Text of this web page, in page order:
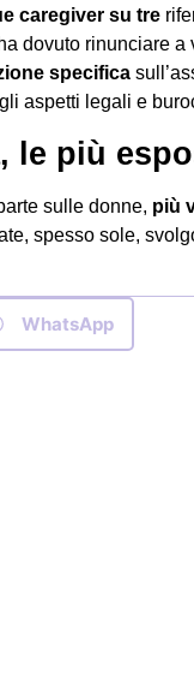
caregiver su tre
dovuto rinunciare a
specifica
aspetti legali e
le più
sulle donne, più
spesso sole,
WhatsApp